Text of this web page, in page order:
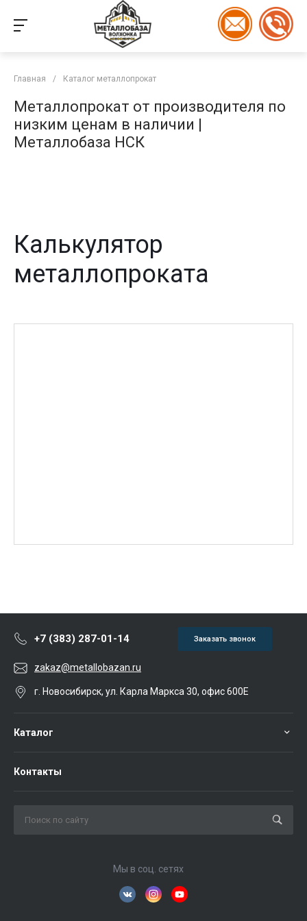
Главная / Каталог металлопрокат
Металлопрокат от производителя по
низким ценам в наличии |
Металлобаза НСК
Калькулятор
металлопроката
+7 (383) 287-01-14 Заказать звонок
zakaz@metallobazan.ru
г. Новосибирск, ул. Карла Маркса 30, офис 600Е
Каталог
Контакты
Мы в соц. сетях